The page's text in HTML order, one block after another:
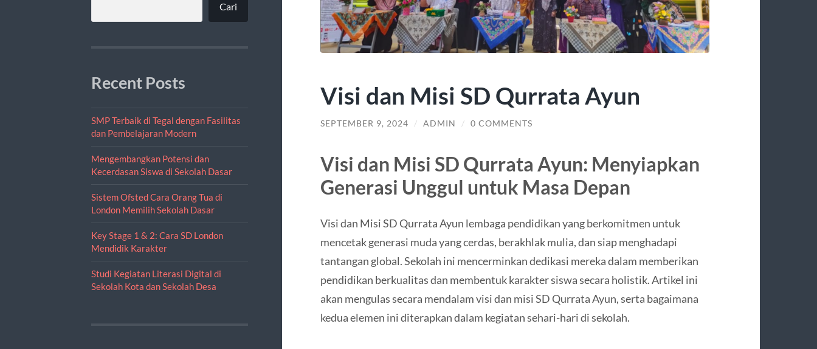
Cari
Recent Posts
SMP Terbaik di Tegal dengan Fasilitas
dan Pembelajaran Modern
Mengembangkan Potensi dan
Kecerdasan Siswa di Sekolah Dasar
Sistem Ofsted Cara Orang Tua di
London Memilih Sekolah Dasar
Key Stage 1 & 2: Cara SD London
Mendidik Karakter
Studi Kegiatan Literasi Digital di
Sekolah Kota dan Sekolah Desa
Visi dan Misi SD Qurrata Ayun
SEPTEMBER 9, 2024 / ADMIN / 0 COMMENTS
Visi dan Misi SD Qurrata Ayun: Menyiapkan
Generasi Unggul untuk Masa Depan
Visi dan Misi SD Qurrata Ayun lembaga pendidikan yang berkomitmen untuk
mencetak generasi muda yang cerdas, berakhlak mulia, dan siap menghadapi
tantangan global. Sekolah ini mencerminkan dedikasi mereka dalam memberikan
pendidikan berkualitas dan membentuk karakter siswa secara holistik. Artikel ini
akan mengulas secara mendalam visi dan misi SD Qurrata Ayun, serta bagaimana
kedua elemen ini diterapkan dalam kegiatan sehari-hari di sekolah.